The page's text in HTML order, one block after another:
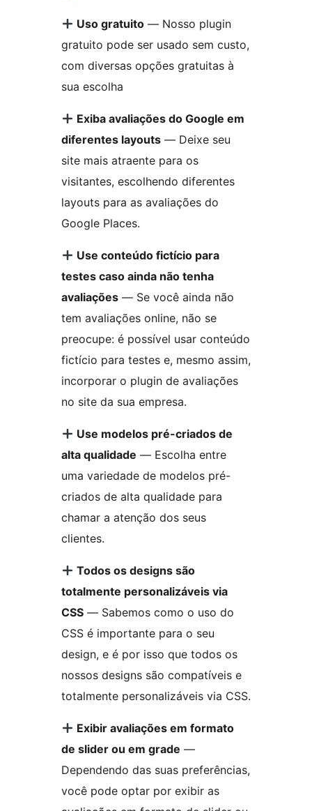
Uso gratuito — Nosso plugin
gratuito pode ser usado sem custo,
com diversas opções gratuitas à
sua escolha
Exiba avaliações do Google em
diferentes layouts — Deixe seu
site mais atraente para os
visitantes, escolhendo diferentes
layouts para as avaliações do
Google Places.
Use conteúdo fictício para
testes caso ainda não tenha
avaliações — Se você ainda não
tem avaliações online, não se
preocupe: é possível usar conteúdo
fictício para testes e, mesmo assim,
incorporar o plugin de avaliações
no site da sua empresa.
Use modelos pré-criados de
alta qualidade — Escolha entre
uma variedade de modelos pré-
criados de alta qualidade para
chamar a atenção dos seus
clientes.
Todos os designs são
totalmente personalizáveis via
CSS — Sabemos como o uso do
CSS é importante para o seu
design, e é por isso que todos os
nossos designs são compatíveis e
totalmente personalizáveis via CSS.
Exibir avaliações em formato
de slider ou em grade —
Dependendo das suas preferências,
você pode optar por exibir as